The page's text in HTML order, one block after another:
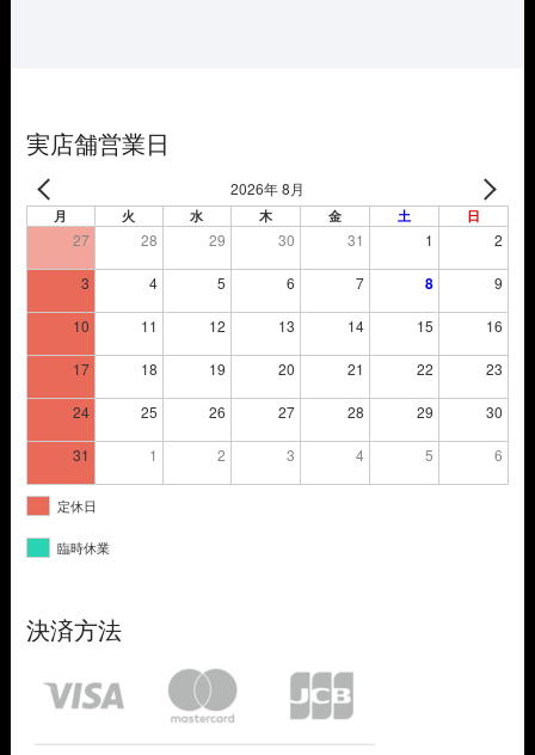
実店舗営業日
2026年 8月
月 火 水 木 金 土 日
27 28 29 30 31 1 2
3 4 5 6 7 8 9
10 11 12 13 14 15 16
17 18 19 20 21 22 23
24 25 26 27 28 29 30
31 1 2 3 4 5 6
定休日
臨時休業
決済方法